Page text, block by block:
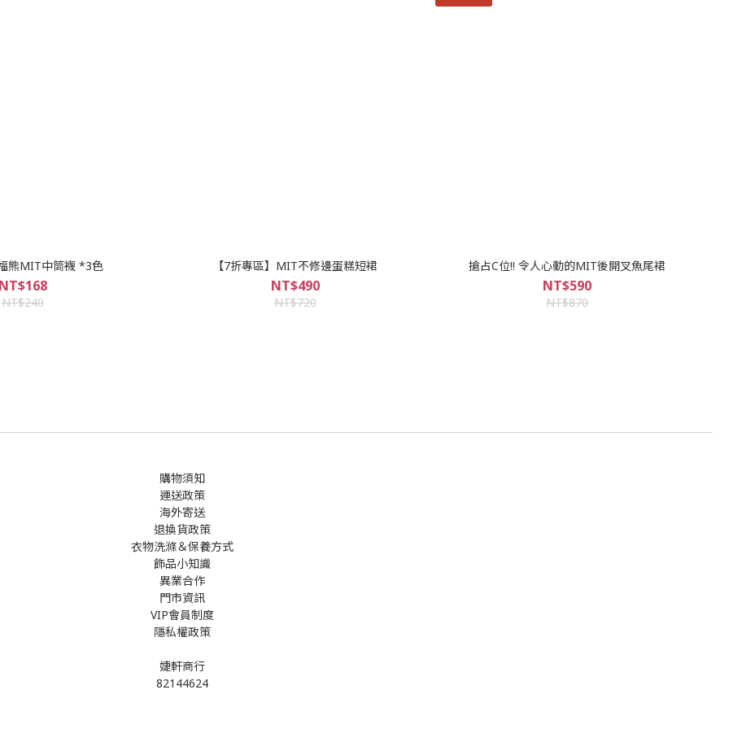
熊MIT中筒襪 *3色
NT$168
NT$240
【7折專區】MIT不修邊蛋糕短裙
NT$490
NT$720
搶占C位!! 令人心動的MIT後開叉魚尾裙
NT$590
NT$870
購物須知
運送政策
海外寄送
退換貨政策
衣物洗滌＆保養方式
飾品小知識
異業合作
門市資訊
VIP會員制度
隱私權政策
婕軒商行
82144624